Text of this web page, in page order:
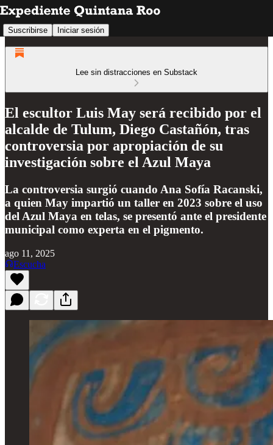
Suscribirse Iniciar sesión
Lee sin distracciones en Substack
El escultor Luis May será recibido por el
alcalde de Tulum, Diego Castañón, tras
controversia por apropiación de su
investigación sobre el Azul Maya
La controversia surgió cuando Ana Sofía Racanski,
a quien May impartió un taller en 2023 sobre el uso
del Azul Maya en telas, se presentó ante el presidente
municipal como experta en el pigmento.
ago 11, 2025
Escucha